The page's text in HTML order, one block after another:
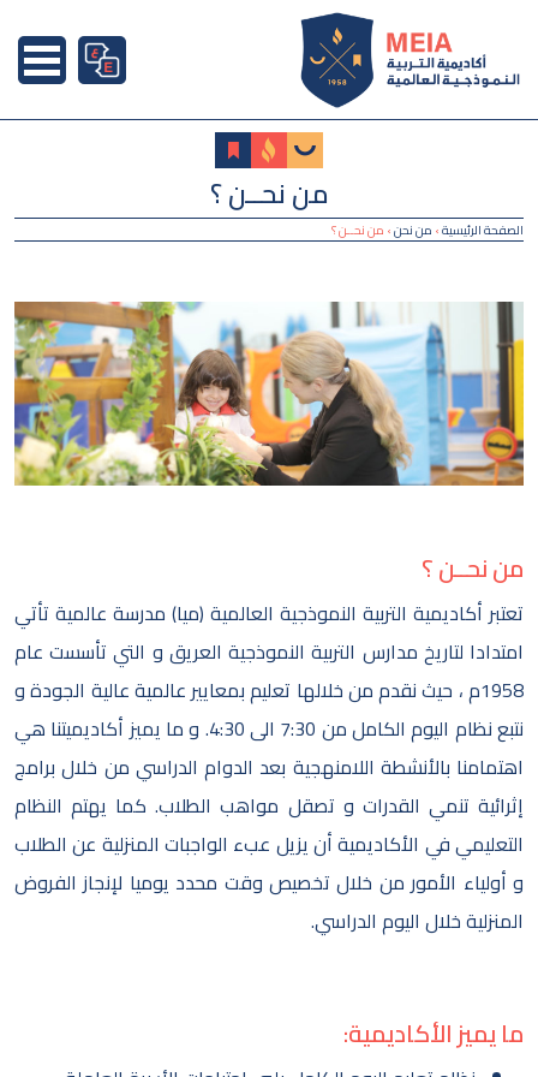
من نحــن ؟
الصفحة الرئيسية› من نحن› من نحــن ؟
من نحــن ؟
تعتبر أكاديمية التربية النموذجية العالمية (ميا) مدرسة عالمية تأتي
امتدادا لتاريخ مدارس التربية النموذجية العريق و التي تأسست عام
1958م ، حيث نقدم من خلالها تعليم بمعايير عالمية عالية الجودة و
نتبع نظام اليوم الكامل من 7:30 الى 4:30. و ما يميز أكاديميتنا هي
اهتمامنا بالأنشطة اللامنهجية بعد الدوام الدراسي من خلال برامج
إثرائية تنمي القدرات و تصقل مواهب الطلاب. كما يهتم النظام
التعليمي في الأكاديمية أن يزيل عبء الواجبات المنزلية عن الطلاب
و أولياء الأمور من خلال تخصيص وقت محدد يوميا لإنجاز الفروض
المنزلية خلال اليوم الدراسي.
ما يميز الأكاديمية: